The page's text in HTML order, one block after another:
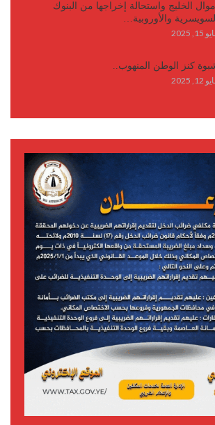
أموال الخليج واستحالة إخراجها من البنوك
السويسرية والأوروبية…
2025
كنز الوطن المنهوب..
2025